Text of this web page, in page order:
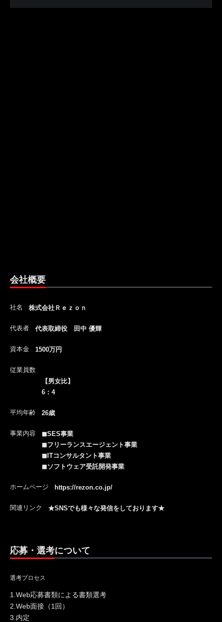
会社概要
社名 株式会社Ｒｅｚｏｎ
代表者 代表取締役 田中 優輝
資本金 1500万円
従業員数
【男女比】
6：4
平均年齢 26歳
事業内容
◼︎SES事業
◼︎フリーランスエージェント事業
◼︎ITコンサルタント事業
◼︎ソフトウェア受託開発事業
ホームページ https://rezon.co.jp/
関連リンク ★SNSでも様々な発信をしております★
応募・選考について
選考プロセス
1.Web応募書類による書類選考
2.Web面接（1回）
3.内定